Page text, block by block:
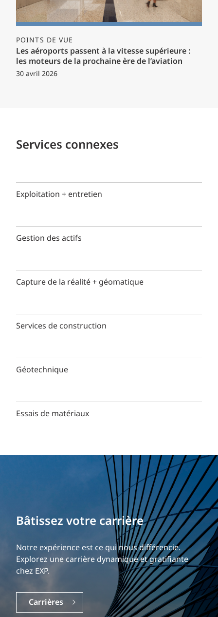
POINTS DE VUE
Les aéroports passent à la vitesse supérieure :
les moteurs de la prochaine ère de l’aviation
30 avril 2026
Services connexes
Exploitation + entretien
Gestion des actifs
Capture de la réalité + géomatique
Services de construction
Géotechnique
Essais de matériaux
Bâtissez votre carrière
Notre expérience est ce qui nous différencie.
Explorez une carrière dynamique et gratifiante
chez EXP.
Carrières